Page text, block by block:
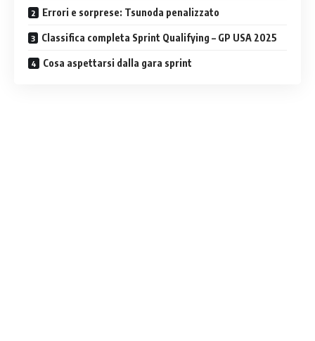
Errori e sorprese: Tsunoda penalizzato
Classifica completa Sprint Qualifying – GP USA 2025
Cosa aspettarsi dalla gara sprint